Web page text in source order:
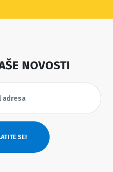
NOVOSTI